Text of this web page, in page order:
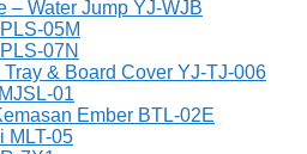
– Water Jump YJ-WJB
05M
07N
& Board Cover YJ-TJ-006
01
Ember BTL-02E
MLT-05